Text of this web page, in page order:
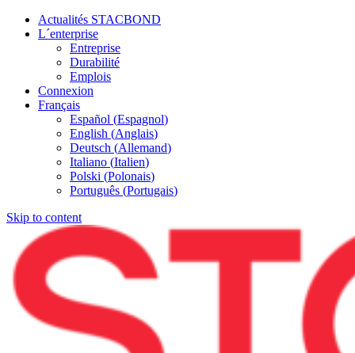
Actualités STACBOND
L´enterprise
Entreprise
Durabilité
Emplois
Connexion
Français
Español (Espagnol)
English (Anglais)
Deutsch (Allemand)
Italiano (Italien)
Polski (Polonais)
Português (Portugais)
Skip to content